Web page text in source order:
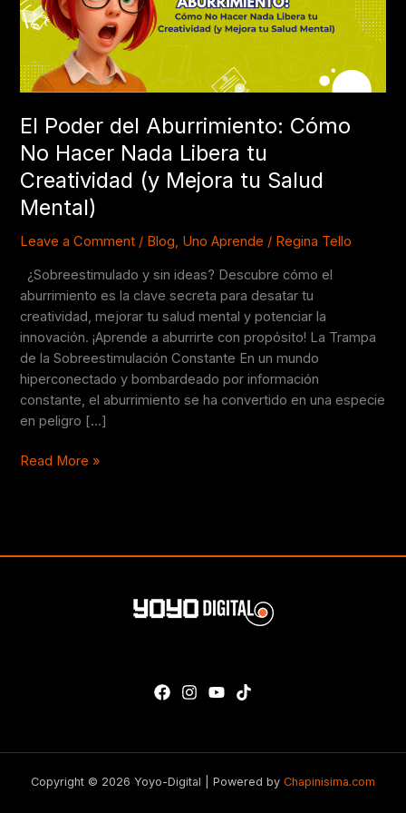
El Poder del Aburrimiento: Cómo
No Hacer Nada Libera tu
Creatividad (y Mejora tu Salud
Mental)
Leave a Comment / Blog, Uno Aprende / Regina Tello
¿Sobreestimulado y sin ideas? Descubre cómo el
aburrimiento es la clave secreta para desatar tu
creatividad, mejorar tu salud mental y potenciar la
innovación. ¡Aprende a aburrirte con propósito! La Trampa
de la Sobreestimulación Constante En un mundo
hiperconectado y bombardeado por información
constante, el aburrimiento se ha convertido en una especie
en peligro […]
No
Hacer
Nada
Libera
Creatividad
(y
Mejora
tu
Salud
Mental)
Read More »
Copyright © 2026 Yoyo-Digital | Powered by Chapinisima.com